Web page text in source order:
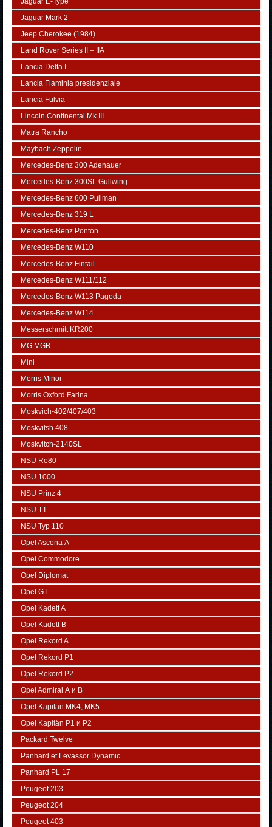
Jaguar Mark 2
Jeep Cherokee (1984)
Land Rover Series II – IIA
Lancia Delta I
Lancia Flaminia presidenziale
Lancia Fulvia
Lincoln Continental Mk III
Matra Rancho
Maybach Zeppelin
Mercedes-Benz 300 Adenauer
Mercedes-Benz 300SL Gullwing
Mercedes-Benz 600 Pullman
Mercedes-Benz 319 L
Mercedes-Benz Ponton
Mercedes-Benz W110
Mercedes-Benz Fintail
Mercedes-Benz W111/112
Mercedes-Benz W113 Pagoda
Mercedes-Benz W114
Messerschmitt KR200
MG MGB
Mini
Morris Minor
Morris Oxford Farina
Moskvich-402/407/403
Moskvitsh 408
Moskvitch-2140SL
NSU Ro80
NSU 1000
NSU Prinz 4
NSU TT
NSU Typ 110
Opel Ascona А
Opel Commodore
Opel Diplomat
Opel GT
Opel Kadett A
Opel Kadett B
Opel Rekord A
Opel Rekord P1
Opel Rekord P2
Opel Admiral А и В
Opel Kapitän MK4, MK5
Opel Kapitän P1 и P2
Packard Twelve
Panhard et Levassor Dynamic
Panhard PL 17
Peugeot 203
Peugeot 204
Peugeot 403